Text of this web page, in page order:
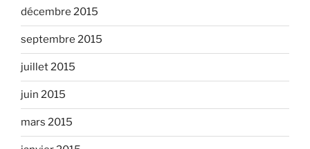
décembre 2015
septembre 2015
juillet 2015
juin 2015
mars 2015